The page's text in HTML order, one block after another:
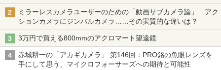
ミラーレスカメラユーザーのための「動画サブカメラ論」 アク
ションカメラにジンバルカメラ……その実質的な違いは？
3万円で買える800mmのアクロマート望遠鏡
赤城耕一の「アカギカメラ」 第146回：PRO銘の魚眼レンズを
手にして思う、マイクロフォーサーズへの期待と可能性